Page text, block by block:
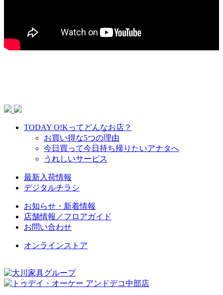
TODAY O!Kってどんなお店？
お買い得な5つの理由
今日買って今日持ち帰りたいアナタへ
うれしいサービス
最新入荷情報
デジタルチラシ
お知らせ・新着情報
店舗情報／フロアガイド
お問い合わせ
オンラインストア